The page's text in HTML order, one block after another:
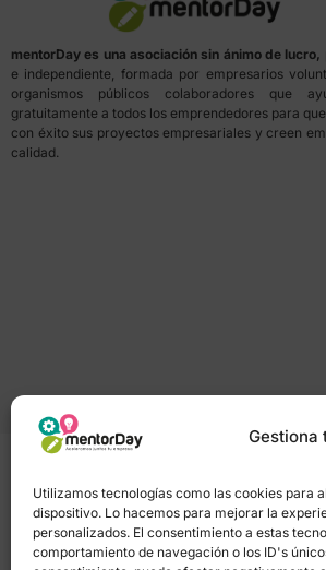
Gestiona
Utilizamos tecnologías como las cookies para
dispositivo. Lo hacemos para mejorar la
personalizados. El consentimiento a estas
comportamiento de navegación o los ID's
mentorDay es una asociación sin ánimo de lucro,
e independiente, formada por empresarios
organismos públicos colaboradores que
gratuitamente a todos los emprendedores para
con éxito sus proyectos empresariales y creen
calidad.
Política de privacidad